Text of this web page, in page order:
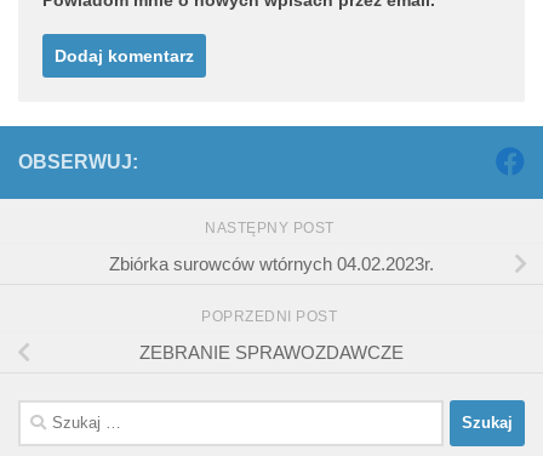
OBSERWUJ:
NASTĘPNY POST
Zbiórka surowców wtórnych 04.02.2023r.
POPRZEDNI POST
ZEBRANIE SPRAWOZDAWCZE
Szukaj: